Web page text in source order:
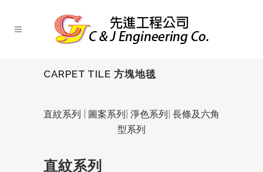
CARPET TILE 方塊地毯
直紋系列 圖案系列 淨色系列 長條及六角
型系列
直紋系列